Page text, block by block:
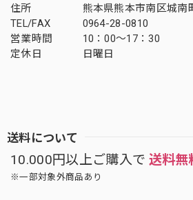
住所
熊本県熊本市南区城南
TEL/FAX
0964-28-0810
営業時間
10：00～17：30
定休日
日曜日
送料について
10.000円以上ご購入で 送料無
※一部対象外商品あり